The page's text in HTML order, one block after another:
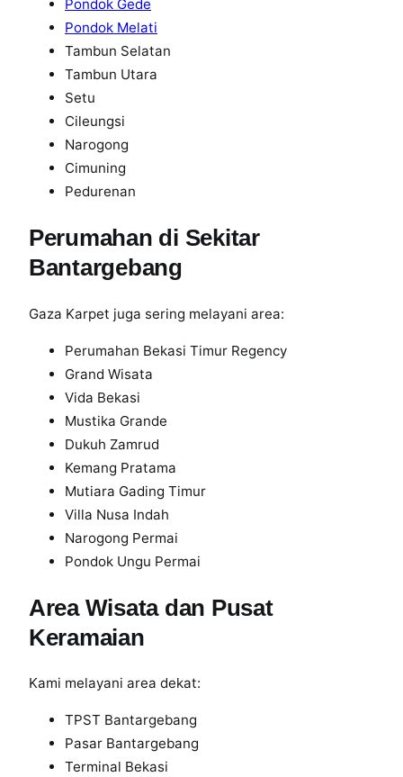
Pondok Gede
Pondok Melati
Tambun Selatan
Tambun Utara
Setu
Cileungsi
Narogong
Cimuning
Pedurenan
Perumahan di Sekitar
Bantargebang
Gaza Karpet juga sering melayani area:
Perumahan Bekasi Timur Regency
Grand Wisata
Vida Bekasi
Mustika Grande
Dukuh Zamrud
Kemang Pratama
Mutiara Gading Timur
Villa Nusa Indah
Narogong Permai
Pondok Ungu Permai
Area Wisata dan Pusat
Keramaian
Kami melayani area dekat:
TPST Bantargebang
Pasar Bantargebang
Terminal Bekasi